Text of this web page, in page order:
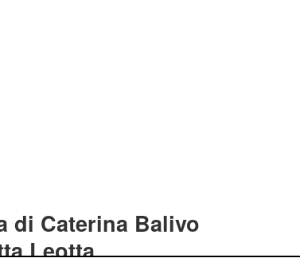
di Caterina Balivo
Leotta